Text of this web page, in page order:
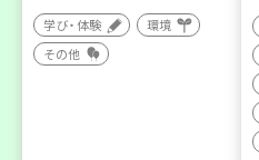
学び・体験
環境
その他